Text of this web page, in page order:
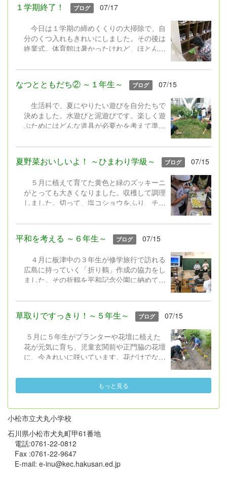
１学期終了！ ブログ 07/17
今日は１学期の締めくくりの大掃除で、自
分のくつ入れもきれいにしました。その後は
終業式。体育館は暑かったけれど、ほとんど
感じました。式では、通知表を見て自分をさ
らに成長させてほしいこと、考えて行動する
夏休みにしてほしいことなどを話しました。
どの学年も担任から一人一人に通知表が渡さ
れました。さあ、明日からいよいよ夏休みで
す。安全にそして有意義に過ごしてくださ
なつとともだち② ～１年生～ ブログ 07/15
生活科で、夏にやりたい遊びを自分たちで
決めました。水遊びと泥遊びです。楽しく遊
ぶためにはどんな道具が必要かを考えて準備
ペットボトル、スコップ、じょうろ、バケ
ツ、たらい等を持ち寄りました。遊びを通し
て、水の気持ちよさや泥の感触を感じたり、
たりして工夫して夢中になって遊びました。
びしょ濡れ、泥だらけになって最後はプール
のシャワーできれいになりました。楽しかっ
夏野菜おいしいよ！ ～ひまわり学級～ ブログ 07/15
５月に植えて育てた黄色と緑のズッキーニ
がとっても大きくなりました。収穫して調理
しました。切って、塩コショウをふり、チー
だかなぁ」とのぞき込んでいました。チン！
できあがり。みんなで育てた＆採れたてのズ
ッキーニの味は格別においしいね。後片付け
平和を考える ～６年生～ ブログ 07/15
４月に板津中の３年生が修学旅行で訪れる
広島に持っていく「折り鶴」作成の協力をし
ました。その折鶴を平和記念公園に納めてき
現地で学んできたことの報告を聴きました。
広島平和記念資料館で見てきたものや、語り
部さんから聴いた話などをとても分かりやす
で平和学習を進めていて、中学生の話を真剣
に聴き入っていました。８月６日のオンライ
ン登校日の日に、学習したことを全校に知ら
草取りですっきり！～５年生～ ブログ 07/15
５月に５年生がプランターや花壇に植えた
花が元気に育ち、児童玄関前や正門脇の花壇
に、今きれいに咲いています。花だけでなく
れていたので、５年生全員で草取りをしまし
た。かまを上手に使って、根っこからきれい
いう間にきれいになり、花が見られるように
なりました。ありがとう。
もっと見る
小松市立犬丸小学校
石川県小松市犬丸町甲61番地
電話:0761-22-0812
Fax :0761-22-9647
E-mail: e-inu@kec.hakusan.ed.jp